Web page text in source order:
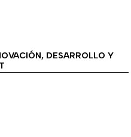
DESARROLLO Y